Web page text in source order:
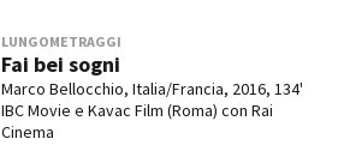
LUNGOMETRAGGI
Fai bei sogni
Marco Bellocchio, Italia/Francia, 2016, 134'
IBC Movie e Kavac Film (Roma) con Rai
Cinema